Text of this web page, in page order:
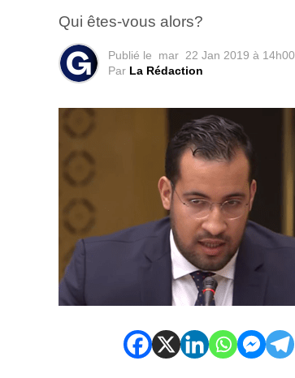
Qui êtes-vous alors?
Publié le mar 22 Jan 2019 à 14h00
Par La Rédaction